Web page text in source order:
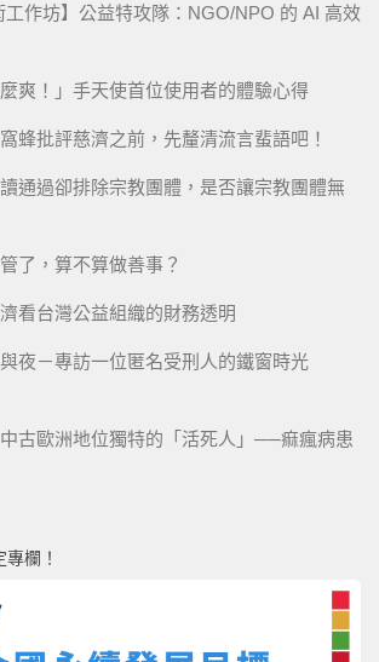
工作坊】公益特攻隊：NGO/NPO 的 AI 高效
麼爽！」手天使首位使用者的體驗心得
蜂批評慈濟之前，先釐清流言蜚語吧！
讀通過卻排除宗教團體，是否讓宗教團體無
了，算不算做善事？
看台灣公益組織的財務透明
夜－專訪一位匿名受刑人的鐵窗時光
中古歐洲地位獨特的「活死人」──痲瘋病患
欄！